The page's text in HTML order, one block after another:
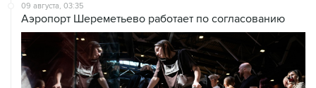
09 августа, 03:35
Аэропорт Шереметьево работает по согласованию